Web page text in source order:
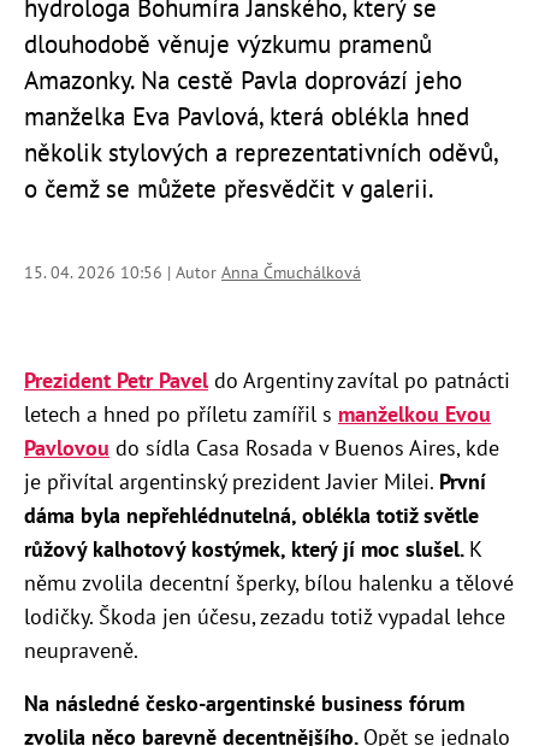
hydrologa Bohumíra Janského, který se
dlouhodobě věnuje výzkumu pramenů
Amazonky. Na cestě Pavla doprovází jeho
manželka Eva Pavlová, která oblékla hned
několik stylových a reprezentativních oděvů,
o čemž se můžete přesvědčit v galerii.
15. 04. 2026 10:56 | Autor Anna Čmuchálková
Prezident Petr Paveldo Argentiny zavítal po patnácti
letech a hned po příletu zamířil s manželkou Evou
Pavlovou do sídla Casa Rosada v Buenos Aires, kde
je přivítal argentinský prezident Javier Milei. První
dáma byla nepřehlédnutelná, oblékla totiž světle
růžový kalhotový kostýmek, který jí moc slušel. K
němu zvolila decentní šperky, bílou halenku a tělové
lodičky. Škoda jen účesu, zezadu totiž vypadal lehce
neupraveně.
Na následné česko-argentinské business fórum
zvolila něco barevně decentnějšího. Opět se jednalo